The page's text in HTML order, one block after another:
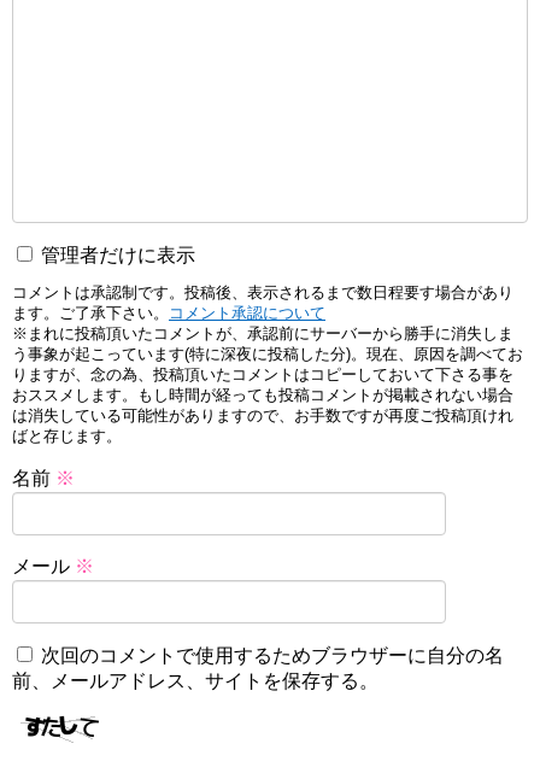
管理者だけに表示
コメントは承認制です。投稿後、表示されるまで数日程要す場合があり
ます。ご了承下さい。
コメント承認について
※まれに投稿頂いたコメントが、承認前にサーバーから勝手に消失しま
う事象が起こっています(特に深夜に投稿した分)。現在、原因を調べてお
りますが、念の為、投稿頂いたコメントはコピーしておいて下さる事を
おススメします。もし時間が経っても投稿コメントが掲載されない場合
は消失している可能性がありますので、お手数ですが再度ご投稿頂けれ
ばと存じます。
名前 ※
メール ※
次回のコメントで使用するためブラウザーに自分の名
前、メールアドレス、サイトを保存する。